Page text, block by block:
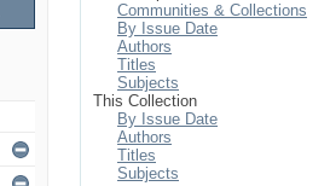
Communities & Collections
By Issue Date
Authors
Titles
Subjects
This Collection
By Issue Date
Authors
Titles
Subjects